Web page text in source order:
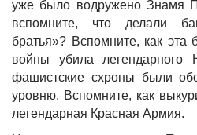
уже было водружено Знамя
вспомните, что делали
братья»? Вспомните, как
войны убила легендарного
фашистские схроны были
уровню. Вспомните, как
легендарная Красная Армия.